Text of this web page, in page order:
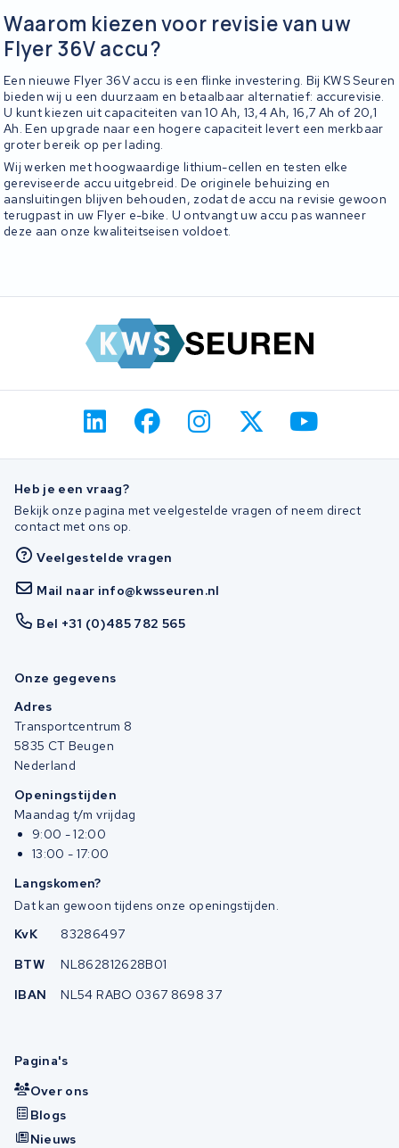
Waarom kiezen voor revisie van uw
Flyer 36V accu?
Een nieuwe Flyer 36V accu is een flinke investering. Bij KWS Seuren
bieden wij u een duurzaam en betaalbaar alternatief: accurevisie.
U kunt kiezen uit capaciteiten van 10 Ah, 13,4 Ah, 16,7 Ah of 20,1
Ah. Een upgrade naar een hogere capaciteit levert een merkbaar
groter bereik op per lading.
Wij werken met hoogwaardige lithium-cellen en testen elke
gereviseerde accu uitgebreid. De originele behuizing en
aansluitingen blijven behouden, zodat de accu na revisie gewoon
terugpast in uw Flyer e-bike. U ontvangt uw accu pas wanneer
deze aan onze kwaliteitseisen voldoet.
Heb je een vraag?
Bekijk onze pagina met veelgestelde vragen of neem direct
contact met ons op.
Veelgestelde vragen
Mail naar info@kwsseuren.nl
Bel +31 (0)485 782 565
Onze gegevens
Adres
Transportcentrum 8
5835 CT Beugen
Nederland
Openingstijden
Maandag t/m vrijdag
9:00 - 12:00
13:00 - 17:00
Langskomen?
Dat kan gewoon tijdens onze openingstijden.
KvK
83286497
BTW
NL862812628B01
IBAN
NL54 RABO 0367 8698 37
Pagina's
Over ons
Blogs
Nieuws